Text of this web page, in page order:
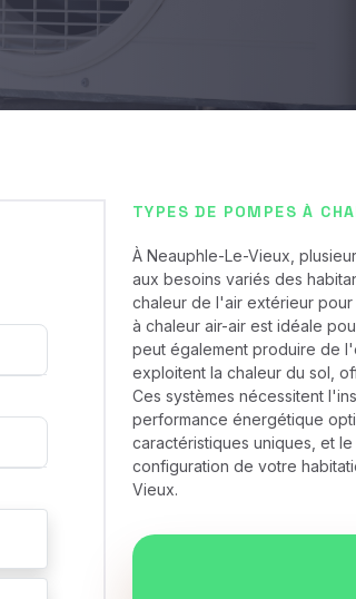
TYPES DE POMPES À
À Neauphle-Le-Vieux,
aux besoins variés des
chaleur de l'air extérieur pour
à chaleur air-air est idéale
peut également produire de
exploitent la chaleur du sol,
Ces systèmes nécessitent
performance énergétique
caractéristiques uniques, et
configuration de votre
Vieux.